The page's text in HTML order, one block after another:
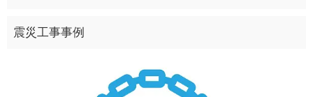
震災工事事例